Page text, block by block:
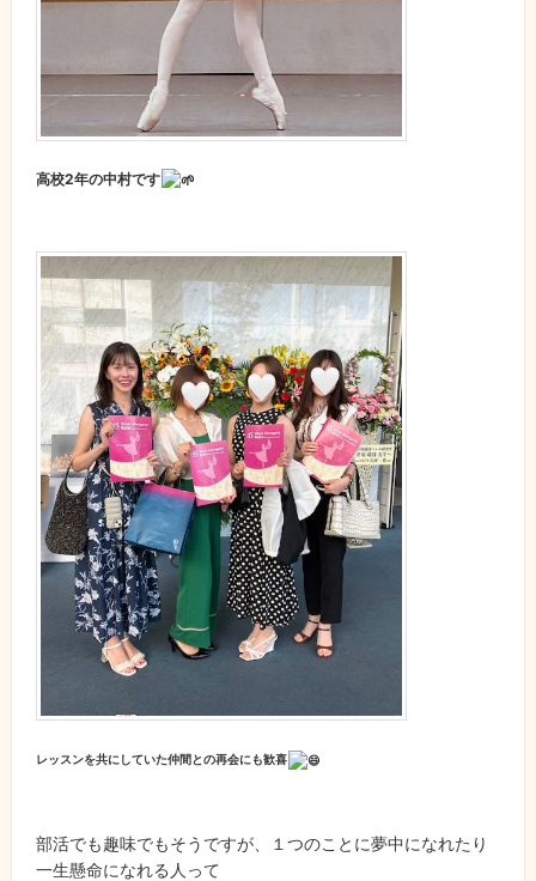
高校2年の中村です
レッスンを共にしていた仲間との再会にも歓喜
部活でも趣味でもそうですが、１つのことに夢中になれたり
一生懸命になれる人って